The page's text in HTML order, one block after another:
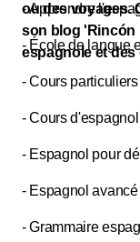
ou des voyages.
son blog 'Rincón
espagnole et
- Apprendre
- École de langue
- Cours
- Cours d'espagnol
- Espagnol pour
- Espagnol avancé
- Grammaire